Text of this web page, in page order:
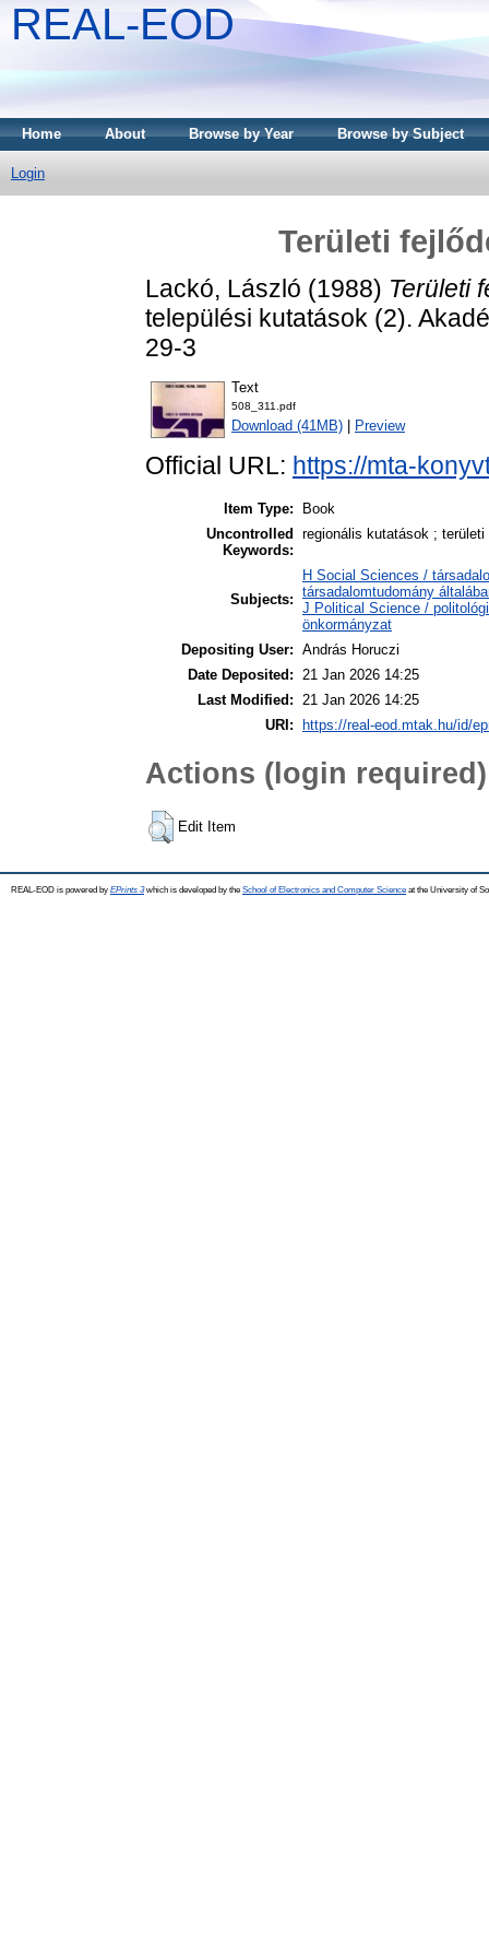
REAL-EOD
Home About Browse by Year Browse by Subject
Login
Területi
Lackó, László (1988) Területi
települési kutatások (2).
29-3
Text
508_311.pdf
Download (41MB) Preview
Official URL: https://mta-
Item Type:
Book
Uncontrolled
Keywords:
regionális kutatások ;
Subjects:
H Social Sciences /
társadalomtudomány
J Political Science /
önkormányzat
Depositing User: András Horuczi
Date Deposited: 21 Jan 2026 14:25
Last Modified: 21 Jan 2026 14:25
URI:
https://real-eod.mtak.hu/id/
Actions (login required)
Edit Item
REAL-EOD is powered by EPrints 3which is developed by the School of Electronics and Computer Science at the University of